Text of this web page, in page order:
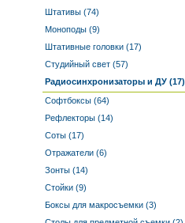
Штативы (74)
Моноподы (9)
Штативные головки (17)
Студийный свет (57)
Радиосинхронизаторы и ДУ (17)
Софтбоксы (64)
Рефлекторы (14)
Соты (17)
Отражатели (6)
Зонты (14)
Стойки (9)
Боксы для макросъемки (3)